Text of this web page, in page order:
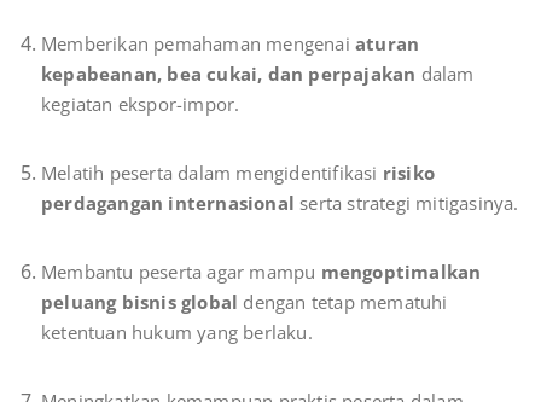
Memberikan pemahaman mengenai aturan
kepabeanan, bea cukai, dan perpajakan dalam
kegiatan ekspor-impor.
Melatih peserta dalam mengidentifikasi risiko
perdagangan internasional serta strategi mitigasinya.
Membantu peserta agar mampu mengoptimalkan
peluang bisnis global dengan tetap mematuhi
ketentuan hukum yang berlaku.